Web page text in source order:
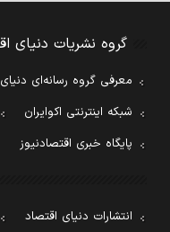
گروه نشریات دنیای
معرفی گروه رسانه‌ای
شبکه اینترنتی اکوایران
پایگاه خبری اقتصادنیوز
انتشارات دنیای اقتصاد